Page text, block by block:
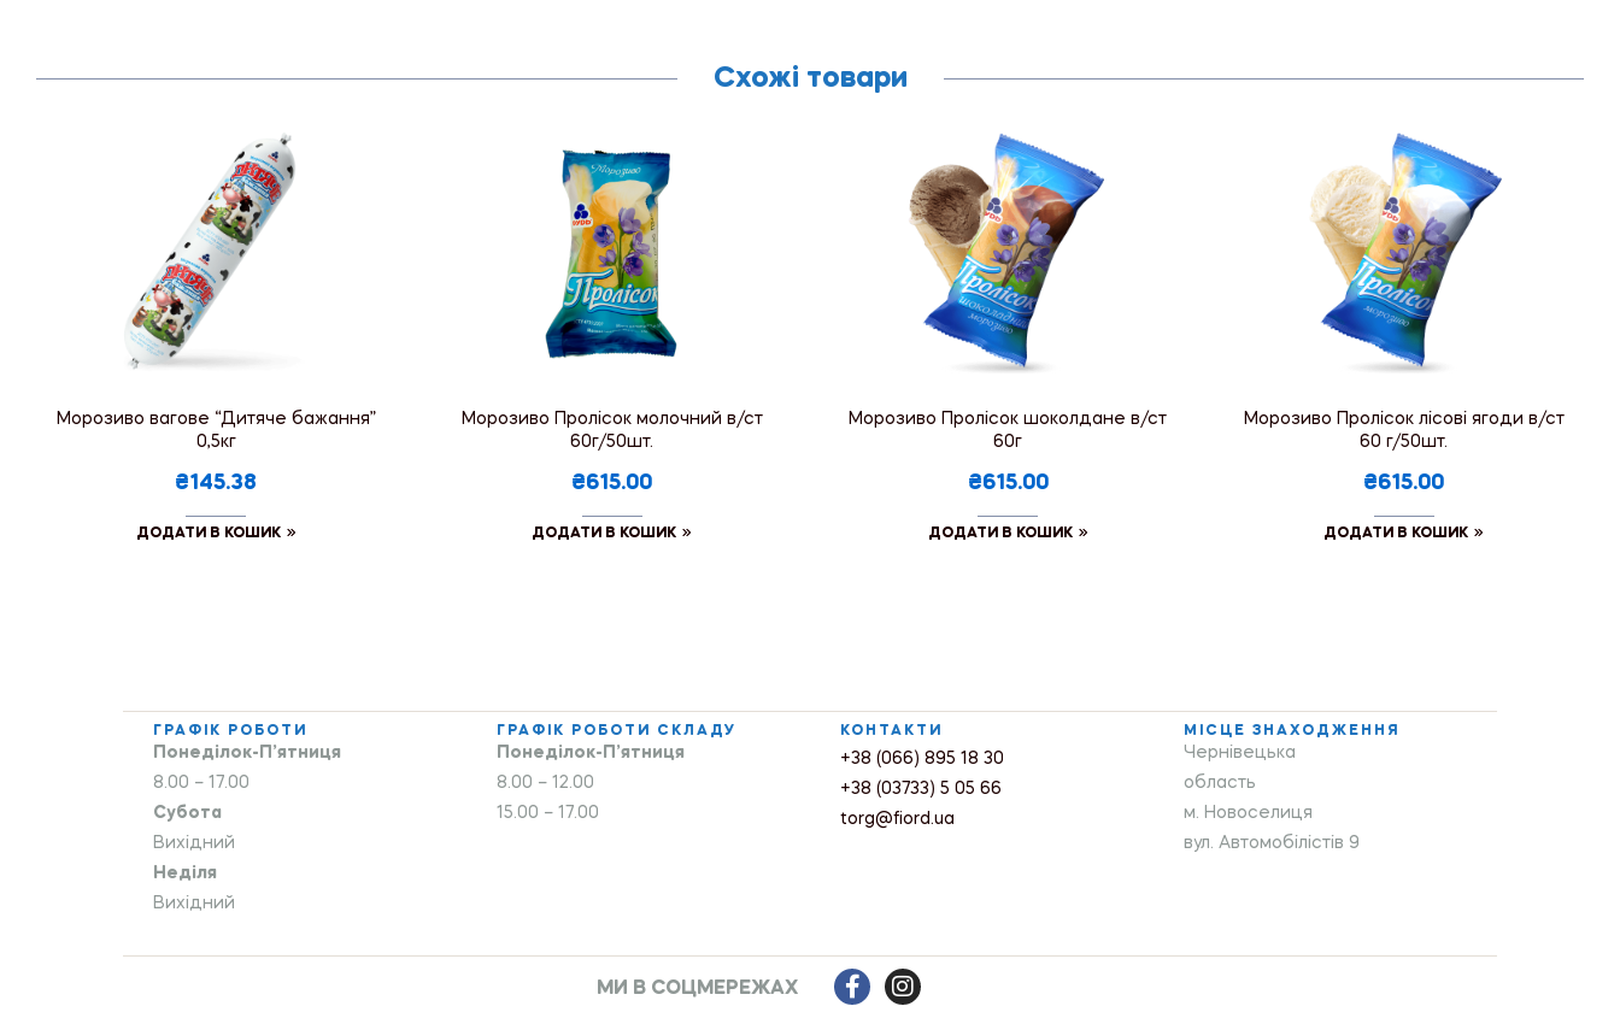
Схожі товари
Морозиво вагове “Дитяче бажання”
0,5кг
₴145.38
ДОДАТИ В КОШИК
Морозиво Пролісок молочний в/ст
60г/50шт.
₴615.00
ДОДАТИ В КОШИК
Морозиво Пролісок шоколдане в/ст
60г
₴615.00
ДОДАТИ В КОШИК
Морозиво Пролісок лісові ягоди в/ст
60 г/50шт.
₴615.00
ДОДАТИ В КОШИК
ГРАФІК РОБОТИ
Понеділок-П’ятниця
8.00 – 17.00
Субота
Вихідний
Неділя
Вихідний
ГРАФІК РОБОТИ СКЛАДУ
Понеділок-П’ятниця
8.00 – 12.00
15.00 – 17.00
КОНТАКТИ
+38 (066) 895 18 30
+38 (03733) 5 05 66
torg@fiord.ua
МІСЦЕ ЗНАХОДЖЕННЯ
Чернівецька
область
м. Новоселиця
вул. Автомобілістів 9
МИ В СОЦМЕРЕЖАХ